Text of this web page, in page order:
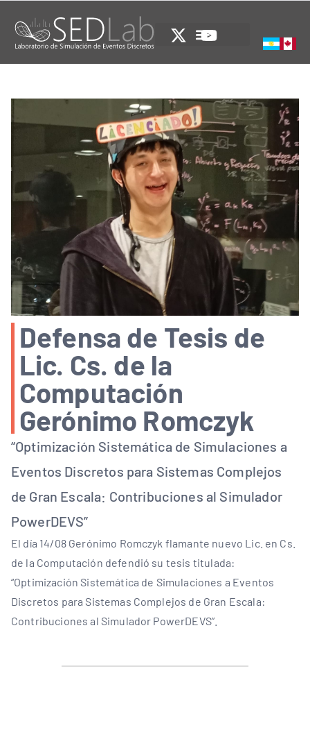
Defensa de Tesis de
Lic. Cs. de la
Computación
Gerónimo Romczyk
“Optimización Sistemática de Simulaciones a
Eventos Discretos para Sistemas Complejos
de Gran Escala: Contribuciones al Simulador
PowerDEVS”
El día 14/08 Gerónimo Romczyk flamante nuevo Lic. en Cs.
de la Computación defendió su tesis titulada:
“Optimización Sistemática de Simulaciones a Eventos
Discretos para Sistemas Complejos de Gran Escala:
Contribuciones al Simulador PowerDEVS”.